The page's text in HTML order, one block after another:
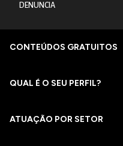
DENUNCIA
CONTEÚDOS GRATUITOS
QUAL É O SEU PERFIL?
ATUAÇÃO POR SETOR